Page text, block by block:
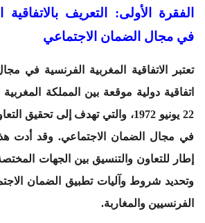
الفقرة الأولى: التعريف بالاتفاقية
في مجال الضمان الاجتماعي
تعتبر الاتفاقية المغربية الفرنسية في
اتفاقية دولية موقعة بين المملكة
22 يونيو 1972، والتي تهدف إلى تحقيق
في مجال الضمان الاجتماعي. وقد أدت هذه
إطار للتعاون والتنسيق بين الجهات
وتحديد شروط وآليات تطبيق الضمان
الفرنسيين والمغاربة.